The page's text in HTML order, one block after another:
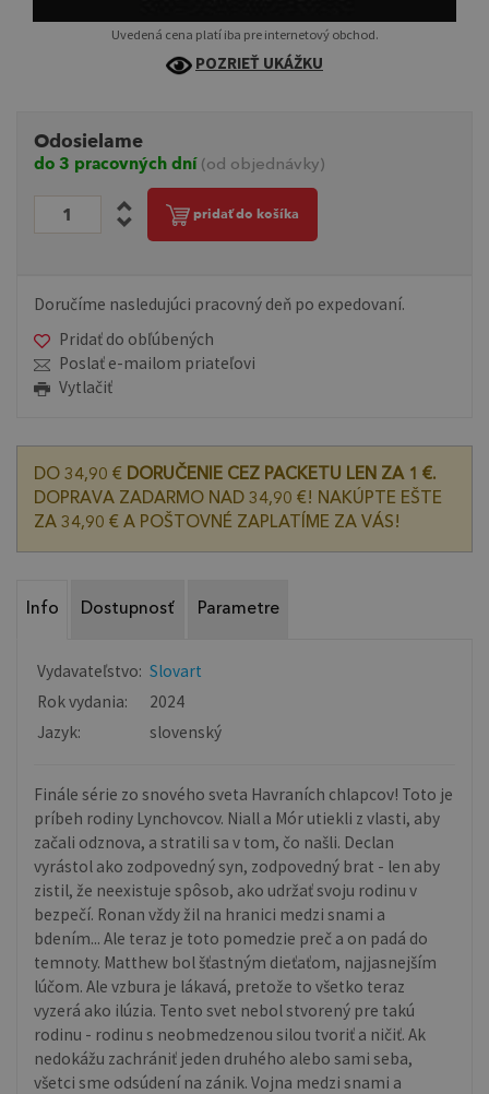
Uvedená cena platí iba pre internetový obchod.
POZRIEŤ UKÁŽKU
Odosielame
do 3 pracovných dní (od objednávky)
pridať do košíka
Doručíme nasledujúci pracovný deň po expedovaní.
Pridať do obľúbených
Poslať e-mailom priateľovi
Vytlačiť
DO 34,90 € DORUČENIE CEZ PACKETU LEN ZA 1 €.
DOPRAVA ZADARMO NAD 34,90 €! NAKÚPTE EŠTE
ZA 34,90 € A POŠTOVNÉ ZAPLATÍME ZA VÁS!
Info Dostupnosť Parametre
Vydavateľstvo: Slovart
Rok vydania:
2024
Jazyk:
slovenský
Finále série zo snového sveta Havraních chlapcov! Toto je
príbeh rodiny Lynchovcov. Niall a Mór utiekli z vlasti, aby
začali odznova, a stratili sa v tom, čo našli. Declan
vyrástol ako zodpovedný syn, zodpovedný brat - len aby
zistil, že neexistuje spôsob, ako udržať svoju rodinu v
bezpečí. Ronan vždy žil na hranici medzi snami a
bdením... Ale teraz je toto pomedzie preč a on padá do
temnoty. Matthew bol šťastným dieťaťom, najjasnejším
lúčom. Ale vzbura je lákavá, pretože to všetko teraz
vyzerá ako ilúzia. Tento svet nebol stvorený pre takú
rodinu - rodinu s neobmedzenou silou tvoriť a ničiť. Ak
nedokážu zachrániť jeden druhého alebo sami seba,
všetci sme odsúdení na zánik. Vojna medzi snami a